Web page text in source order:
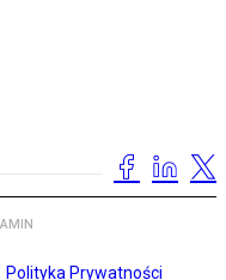
Polityka Prywatności